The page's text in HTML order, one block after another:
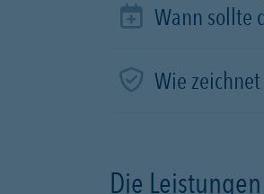
Wann sollte
Wie
Die